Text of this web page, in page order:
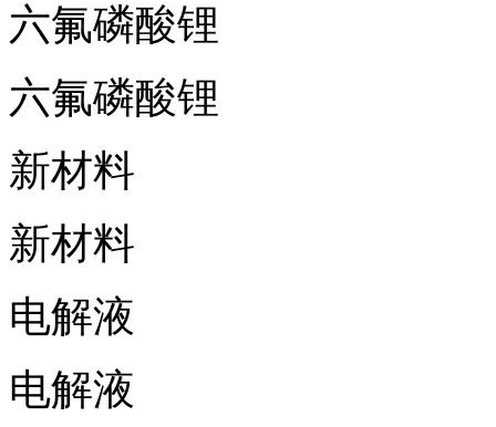
六氟磷酸锂
六氟磷酸锂
新材料
新材料
电解液
电解液